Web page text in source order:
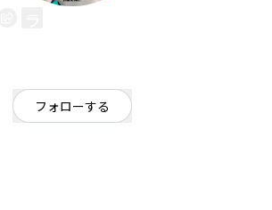
フォローする